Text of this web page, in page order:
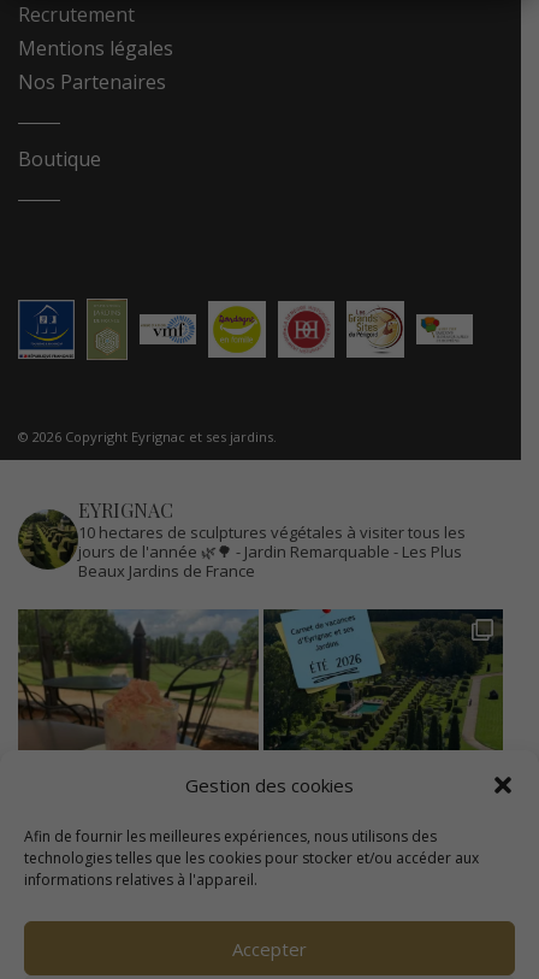
Gestion des cookies
Afin de fournir les meilleures expériences, nous utilisons des
technologies telles que les cookies pour stocker et/ou accéder aux
informations relatives à l'appareil.
Accepter
Recrutement
Mentions légales
Nos Partenaires
Boutique
© 2026 Copyright Eyrignac et ses jardins.
EYRIGNAC
10 hectares de sculptures végétales à visiter tous les
jours de l'année 🌿🌳 - Jardin Remarquable - Les Plus
Beaux Jardins de France